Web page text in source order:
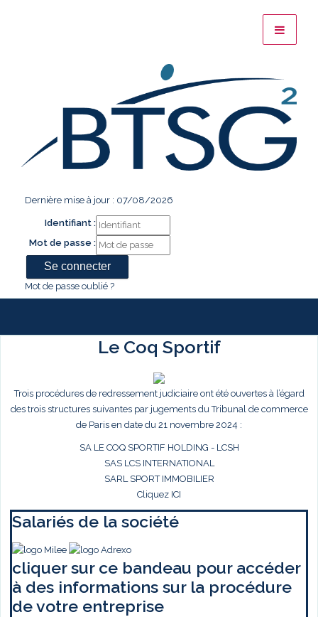
Dernière mise à jour : 07/08/2026
Identifiant :
Mot de passe :
Mot de passe oublié ?
Le Coq Sportif
Trois procédures de redressement judiciaire ont été ouvertes à l’égard
des trois structures suivantes par jugements du Tribunal de commerce
de Paris en date du 21 novembre 2024 :
SA LE COQ SPORTIF HOLDING - LCSH
SAS LCS INTERNATIONAL
SARL SPORT IMMOBILIER
Cliquez ICI
Salariés de la société
cliquer sur ce bandeau pour accéder
à des informations sur la procédure
de votre entreprise